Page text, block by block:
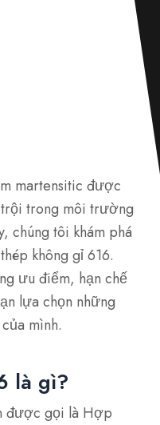
martensitic được
trong môi trường
chúng tôi khám phá
không gỉ 616.
ưu điểm, hạn chế
lựa chọn những
mình.
là gì?
được gọi là Hợp